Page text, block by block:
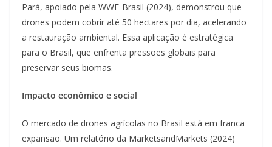
Pará, apoiado pela WWF-Brasil (2024), demonstrou que
drones podem cobrir até 50 hectares por dia, acelerando
a restauração ambiental. Essa aplicação é estratégica
para o Brasil, que enfrenta pressões globais para
preservar seus biomas.
Impacto econômico e social
O mercado de drones agrícolas no Brasil está em franca
expansão. Um relatório da MarketsandMarkets (2024)